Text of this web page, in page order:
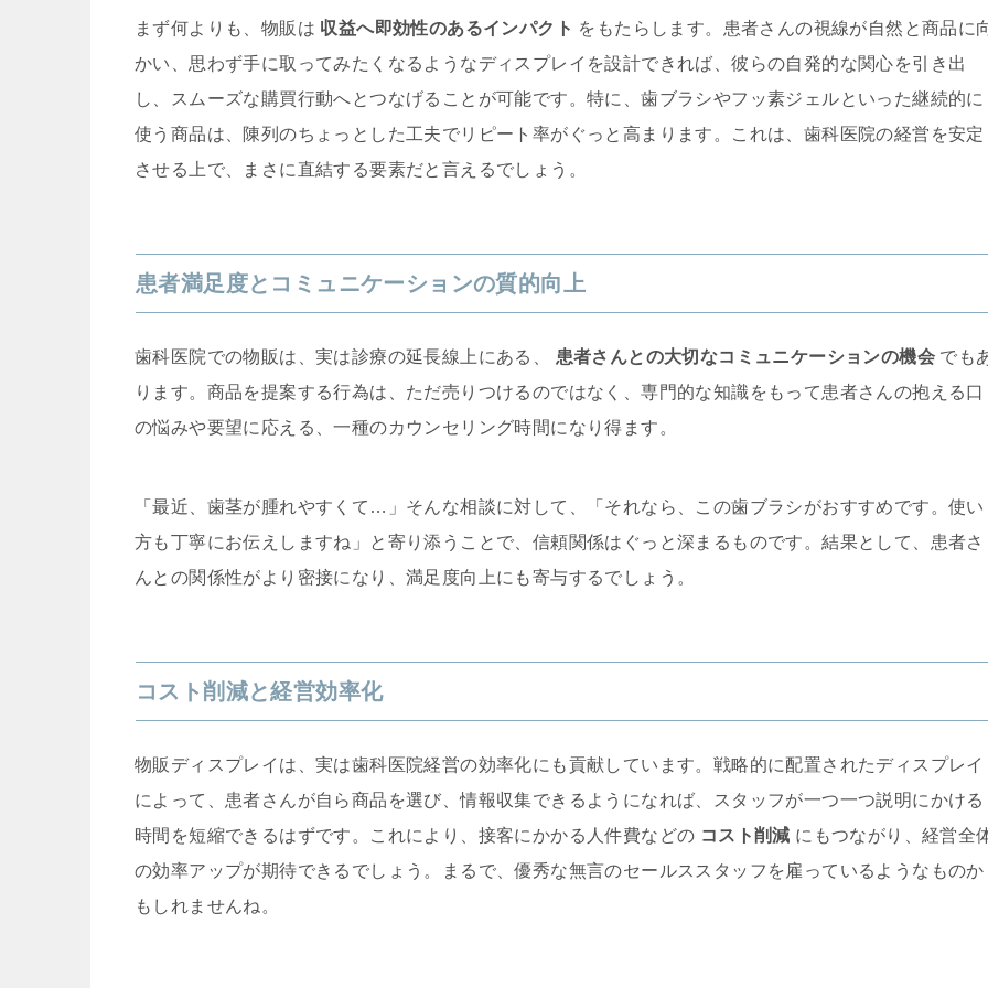
まず何よりも、物販は 収益へ即効性のあるインパクト をもたらします。患者さんの視線が自然と商品に
かい、思わず手に取ってみたくなるようなディスプレイを設計できれば、彼らの自発的な関心を引き出
し、スムーズな購買行動へとつなげることが可能です。特に、歯ブラシやフッ素ジェルといった継続的に
使う商品は、陳列のちょっとした工夫でリピート率がぐっと高まります。これは、歯科医院の経営を安定
させる上で、まさに直結する要素だと言えるでしょう。
患者満足度とコミュニケーションの質的向上
歯科医院での物販は、実は診療の延長線上にある、 患者さんとの大切なコミュニケーションの機会 でも
ります。商品を提案する行為は、ただ売りつけるのではなく、専門的な知識をもって患者さんの抱える口
の悩みや要望に応える、一種のカウンセリング時間になり得ます。
「最近、歯茎が腫れやすくて…」そんな相談に対して、「それなら、この歯ブラシがおすすめです。使い
方も丁寧にお伝えしますね」と寄り添うことで、信頼関係はぐっと深まるものです。結果として、患者さ
んとの関係性がより密接になり、満足度向上にも寄与するでしょう。
コスト削減と経営効率化
物販ディスプレイは、実は歯科医院経営の効率化にも貢献しています。戦略的に配置されたディスプレイ
によって、患者さんが自ら商品を選び、情報収集できるようになれば、スタッフが一つ一つ説明にかける
時間を短縮できるはずです。これにより、接客にかかる人件費などの コスト削減 にもつながり、経営全
の効率アップが期待できるでしょう。まるで、優秀な無言のセールススタッフを雇っているようなものか
もしれませんね。